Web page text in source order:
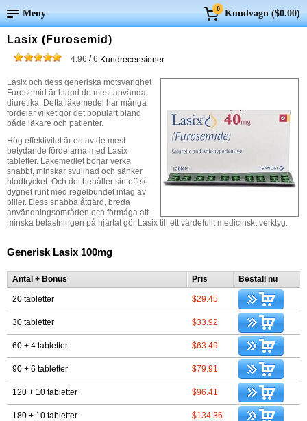
Meny 0 Kundvagn ($0.00)
Lasix (Furosemid)
4.96 /6 Kundrecensioner
Lasix och dess generiska motsvarighet
Furosemid är bland de mest använda
diuretika. Detta läkemedel har många
fördelar vilket gör det populärt bland
både läkare och patienter.
Hög effektivitet är en av de mest
betydande fördelarna med Lasix
tabletter. Läkemedlet börjar verka
snabbt, minskar svullnad och sänker
blodtrycket. Och det behåller sin effekt
dygnet runt med regelbundet intag av
piller. Dess snabba åtgärd, breda
användningsområden och förmåga att
minska belastningen på hjärtat gör Lasix till ett värdefullt medicinskt verktyg.
Generisk Lasix 100mg
Antal + Bonus Pris Beställ nu
20 tabletter $29.45
30 tabletter $33.92
60 + 4 tabletter $63.49
90 + 6 tabletter $79.91
120 + 10 tabletter $96.41
180 + 10 tabletter $134.36